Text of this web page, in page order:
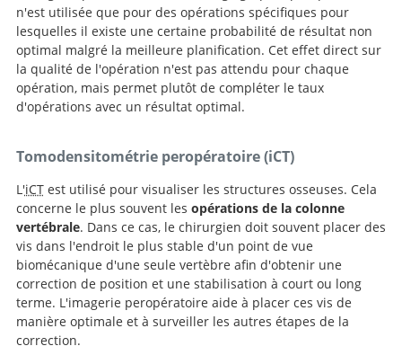
n'est utilisée que pour des opérations spécifiques pour
lesquelles il existe une certaine probabilité de résultat non
optimal malgré la meilleure planification. Cet effet direct sur
la qualité de l'opération n'est pas attendu pour chaque
opération, mais permet plutôt de compléter le taux
d'opérations avec un résultat optimal.
Tomodensitométrie peropératoire (iCT)
L'iCTest utilisé pour visualiser les structures osseuses. Cela
concerne le plus souvent les opérations de la colonne
vertébrale. Dans ce cas, le chirurgien doit souvent placer des
vis dans l'endroit le plus stable d'un point de vue
biomécanique d'une seule vertèbre afin d'obtenir une
correction de position et une stabilisation à court ou long
terme. L'imagerie peropératoire aide à placer ces vis de
manière optimale et à surveiller les autres étapes de la
correction.